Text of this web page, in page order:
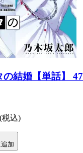
の結婚【単話】 47
(税込)
加